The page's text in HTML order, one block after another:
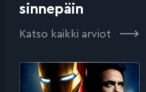
sinnepäin
Katso kaikki arviot